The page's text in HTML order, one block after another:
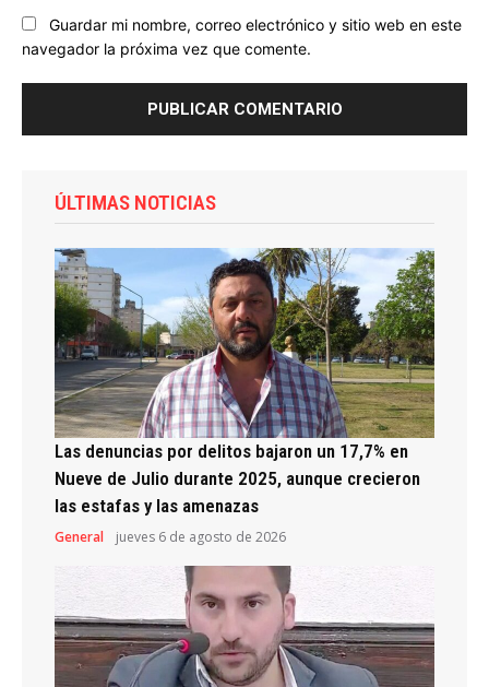
Guardar mi nombre, correo electrónico y sitio web en este
navegador la próxima vez que comente.
ÚLTIMAS NOTICIAS
Las denuncias por delitos bajaron un 17,7% en
Nueve de Julio durante 2025, aunque crecieron
las estafas y las amenazas
General jueves 6 de agosto de 2026